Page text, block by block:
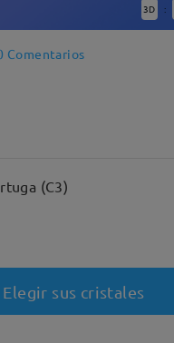
3D :
Comentarios
(C3)
Elegir sus cristales